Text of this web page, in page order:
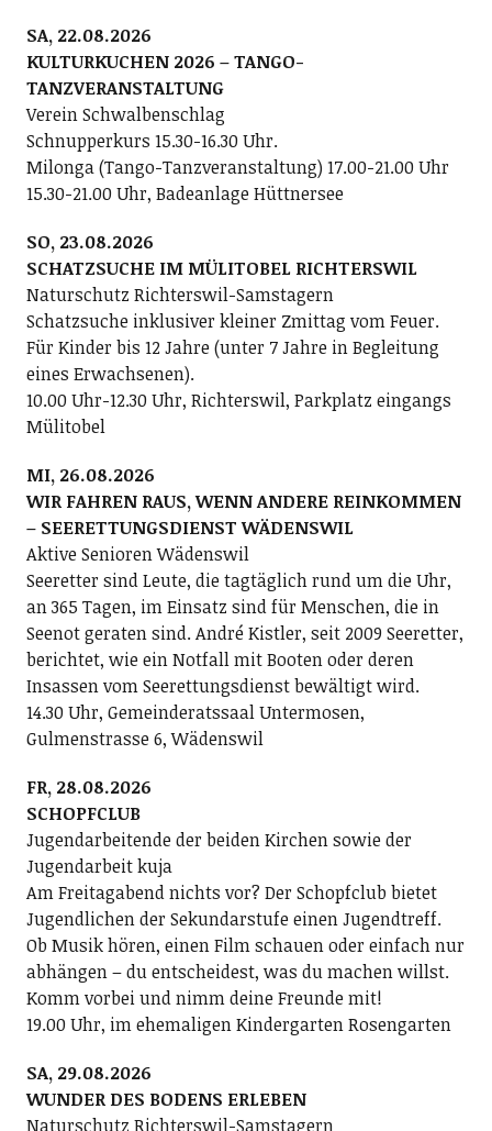
SA, 22.08.2026
KULTURKUCHEN 2026 – TANGO-
TANZVERANSTALTUNG
Verein Schwalbenschlag
Schnupperkurs 15.30-16.30 Uhr.
Milonga (Tango-Tanzveranstaltung) 17.00-21.00 Uhr
15.30-21.00 Uhr, Badeanlage Hüttnersee
SO, 23.08.2026
SCHATZSUCHE IM MÜLITOBEL RICHTERSWIL
Naturschutz Richterswil-Samstagern
Schatzsuche inklusiver kleiner Zmittag vom Feuer.
Für Kinder bis 12 Jahre (unter 7 Jahre in Begleitung
eines Erwachsenen).
10.00 Uhr-12.30 Uhr, Richterswil, Parkplatz eingangs
Mülitobel
MI, 26.08.2026
WIR FAHREN RAUS, WENN ANDERE REINKOMMEN
– SEERETTUNGSDIENST WÄDENSWIL
Aktive Senioren Wädenswil
Seeretter sind Leute, die tagtäglich rund um die Uhr,
an 365 Tagen, im Einsatz sind für Menschen, die in
Seenot geraten sind. André Kistler, seit 2009 Seeretter,
berichtet, wie ein Notfall mit Booten oder deren
Insassen vom Seerettungsdienst bewältigt wird.
14.30 Uhr, Gemeinderatssaal Untermosen,
Gulmenstrasse 6, Wädenswil
FR, 28.08.2026
SCHOPFCLUB
Jugendarbeitende der beiden Kirchen sowie der
Jugendarbeit kuja
Am Freitagabend nichts vor? Der Schopfclub bietet
Jugendlichen der Sekundarstufe einen Jugendtreff.
Ob Musik hören, einen Film schauen oder einfach nur
abhängen – du entscheidest, was du machen willst.
Komm vorbei und nimm deine Freunde mit!
19.00 Uhr, im ehemaligen Kindergarten Rosengarten
SA, 29.08.2026
WUNDER DES BODENS ERLEBEN
Naturschutz Richterswil-Samstagern